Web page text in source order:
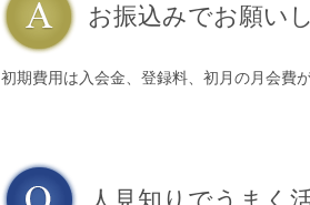
お振込みでお願い
初期費用は入会金、登録料、初月の月会費